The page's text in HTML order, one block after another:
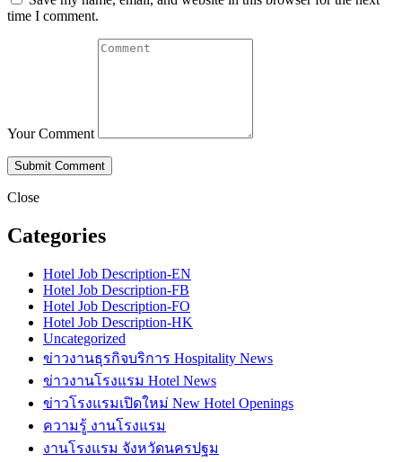
time I comment.
Your Comment
Close
Categories
Hotel Job Description-EN
Hotel Job Description-FB
Hotel Job Description-FO
Hotel Job Description-HK
Uncategorized
ข่าวงานธุรกิจบริการ Hospitality News
ข่าวงานโรงแรม Hotel News
ข่าวโรงแรมเปิดใหม่ New Hotel Openings
ความรู้ งานโรงแรม
งานโรงแรม จังหวัดนครปฐม